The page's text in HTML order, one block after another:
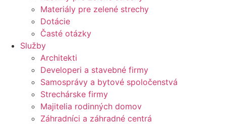
Materiály pre zelené strechy
Dotácie
Časté otázky
Služby
Architekti
Developeri a stavebné firmy
Samosprávy a bytové spoločenstvá
Strechárske firmy
Majitelia rodinných domov
Záhradníci a záhradné centrá